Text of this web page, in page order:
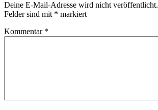
Deine E-Mail-Adresse wird nicht veröffentlicht.
Felder sind mit * markiert
Kommentar *